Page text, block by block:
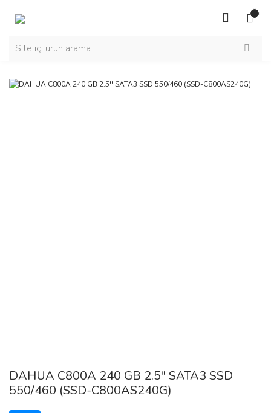
DAHUA C800A 240 GB 2.5'' SATA3 SSD
550/460 (SSD-C800AS240G)